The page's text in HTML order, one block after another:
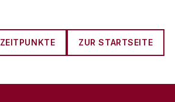
ZEITPUNKTE ZUR STARTSEITE